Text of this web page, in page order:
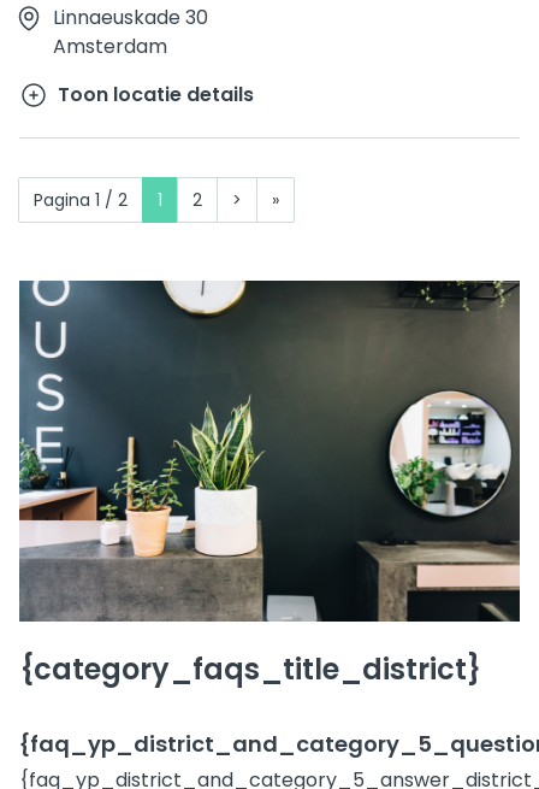
Linnaeuskade 30
Amsterdam
Toon locatie details
Pagina 1 / 2 1 2 > »
{category_faqs_title_district}